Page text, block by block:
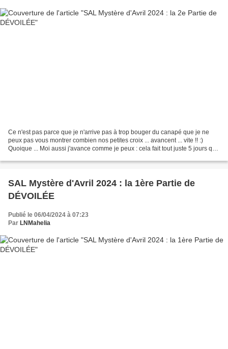
Ce n'est pas parce que je n'arrive pas à trop bouger du canapé que je ne
peux pas vous montrer combien nos petites croix ... avancent ... vite !! :)
Quoique ... Moi aussi j'avance comme je peux : cela fait tout juste 5 jours que
SAL Mystère d'Avril 2024 : la 1ère Partie de
DÉVOILÉE
Publié le 06/04/2024 à 07:23
Par LNMahelia